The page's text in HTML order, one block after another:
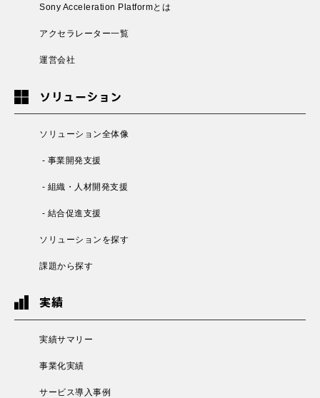
Sony Acceleration Platformとは
アクセラレーター一覧
運営会社
ソリューション
ソリューション全体像
- 事業開発支援
- 組織・人材開発支援
- 結合促進支援
ソリューションを探す
課題から探す
実績
実績サマリー
事業化実績
サービス導入事例